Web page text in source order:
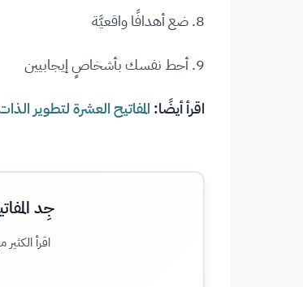
8. ضع أهدافًا واقعيَّة
9. أحط نفسك بأشخاصٍ إيجابيين
اقرأ أيضًا: المفاتيح العشرة لتطوير
جِد
اقرأ